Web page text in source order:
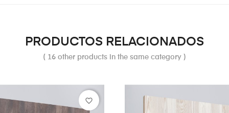
PRODUCTOS RELACIONADOS
( 16 other products in the same category )
favorite_border